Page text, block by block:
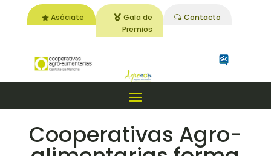
Asóciate
Gala de
Premios
Contacto
Cooperativas Agro-